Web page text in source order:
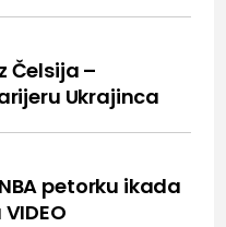
Čelsija –
Ukrajinca
petorku ikada